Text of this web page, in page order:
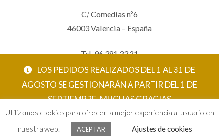
LOS PEDIDOS REALIZADOS DEL 1 AL 31 DE
AGOSTO SE GESTIONARÁN A PARTIR DEL 1 DE
SEPTIEMBRE. MUCHAS GRACIAS
ACEPTAR
C/ Comedias nº6
46003 Valencia – España
Tel. 96 391 33 21
Mov. 620 123 461
carola@eltallerdecarola.com
Utilizamos cookies para ofrecer la mejor experiencia al usuario en
nuestra web.
ACEPTAR Ajustes de cookies